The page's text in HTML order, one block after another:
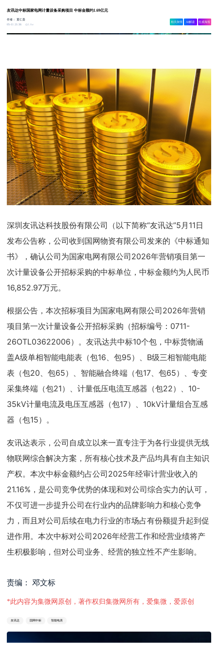
友讯达中标国家电网计量设备采购项目 中标金额约1.69亿元
作者：黄仁贵
05-11 21:36
1.6w
相关舆情 AI解读 生成海报
深圳友讯达科技股份有限公司（以下简称“友讯达”5月11日
发布公告称，公司收到国网物资有限公司发来的《中标通知
书》，确认公司为国家电网有限公司2026年营销项目第一
次计量设备公开招标采购的中标单位，中标金额约为人民币
16,852.97万元。
根据公告，本次招标项目为国家电网有限公司2026年营销
项目第一次计量设备公开招标采购（招标编号：0711-
26OTL03622006）。友讯达共中标10个包，中标货物涵
盖A级单相智能电能表（包16、包95）、B级三相智能电能
表（包20、包65）、智能融合终端（包17、包65）、专变
采集终端（包21）、计量低压电流互感器（包22）、10-
35kV计量电流及电压互感器（包17）、10kV计量组合互感
器（包15）。
友讯达表示，公司自成立以来一直专注于为各行业提供无线
物联网综合解决方案，所有核心技术及产品均具有自主知识
产权。本次中标金额约占公司2025年经审计营业收入的
21.16%，是公司竞争优势的体现和对公司综合实力的认可，
不仅可进一步提升公司在行业内的品牌影响力和核心竞争
力，而且对公司后续在电力行业的市场占有份额提升起到促
进作用。本次中标对公司2026年经营工作和经营业绩将产
生积极影响，但对公司业务、经营的独立性不产生影响。
责编： 邓文标
*此内容为集微网原创，著作权归集微网所有，爱集微，爱原创
友讯达 国网中标 智能电表